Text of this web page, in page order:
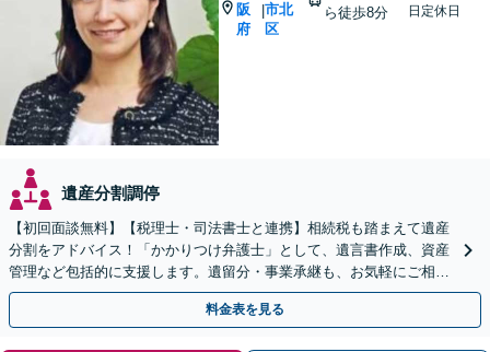
阪
府
|市北
区
ら徒歩8分
日定休日
遺産分割調停
【初回面談無料】【税理士・司法書士と連携】相続税も踏まえて遺産
分割をアドバイス！「かかりつけ弁護士」として、遺言書作成、資産
管理など包括的に支援します。遺留分・事業承継も、お気軽にご相談
ください【夜間面談可】【ビデオ面談可】【東梅田駅8分】
料金表を見る